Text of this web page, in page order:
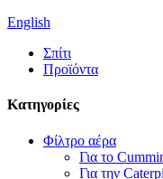
English
Σπίτι
Προϊόντα
Κατηγορίες
Φίλτρο αέρα
Για το
Για την